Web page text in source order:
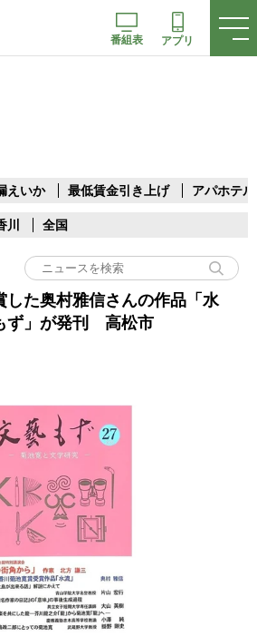
番組表 アプリ
えいか 最低賃金引き上げ アパホテル
川 全国
した奥村雅信さんの作品「水
ず」が発刊 高松市